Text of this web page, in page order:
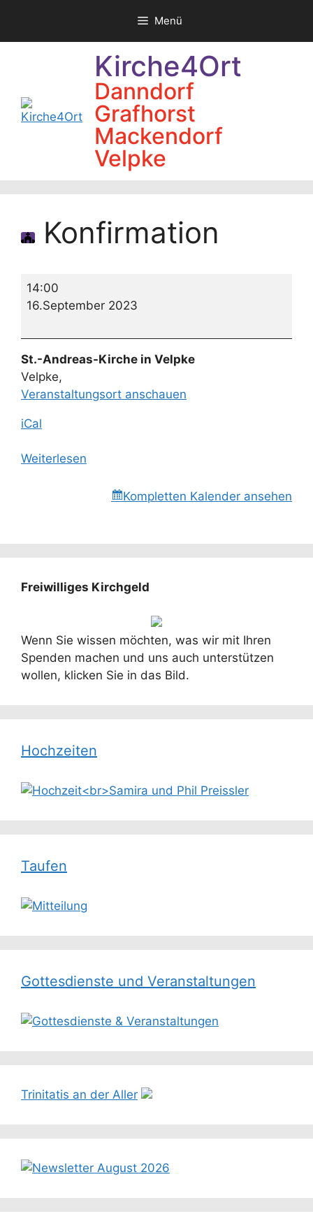
springen
Menü
Kirche4Ort
Danndorf
Grafhorst
Mackendorf
Velpke
Konfirmation
Konfirmation
14:00
16.September 2023
St.-Andreas-Kirche in Velpke
Velpke,
Veranstaltungsort anschauen
iCal
Weiterlesen
Kompletten Kalender ansehen
Freiwilliges Kirchgeld
Wenn Sie wissen möchten, was wir mit Ihren
Spenden machen und uns auch unterstützen
wollen, klicken Sie in das Bild.
Hochzeiten
Taufen
Gottesdienste und Veranstaltungen
Trinitatis an der Aller